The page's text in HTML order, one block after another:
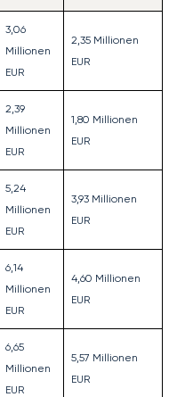
3,06
Millionen
EUR
2,35 Millionen
EUR
2,39
Millionen
EUR
1,80 Millionen
EUR
5,24
Millionen
EUR
3,93 Millionen
EUR
6,14
Millionen
EUR
4,60 Millionen
EUR
6,65
Millionen
EUR
5,57 Millionen
EUR